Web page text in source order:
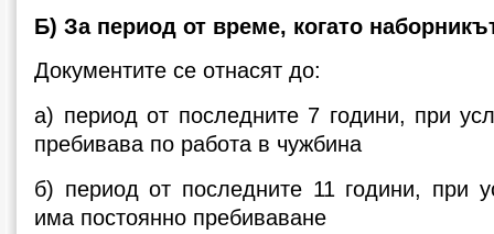
Б) За период от време, когато
Документите се отнасят до:
а) период от последните 7 години, при
пребивава по работа в чужбина
б) период от последните 11 години, при
има постоянно пребиваване